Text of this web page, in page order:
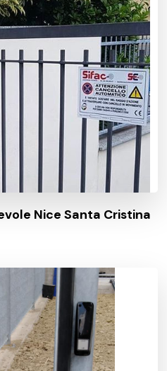
Nice Santa Cristina